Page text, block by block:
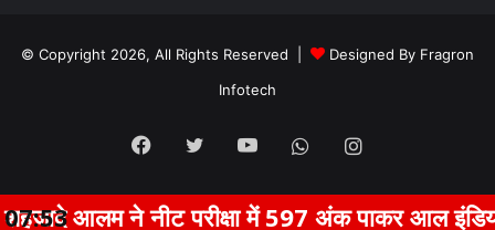
© Copyright 2026, All Rights Reserved |
Designed By Fragron
Infotech
Facebook
TwitterYouTubeWhatsappInstagram
नीट परीक्षा में 597 अंक पाकर आल इंडिया रैंक
07:53